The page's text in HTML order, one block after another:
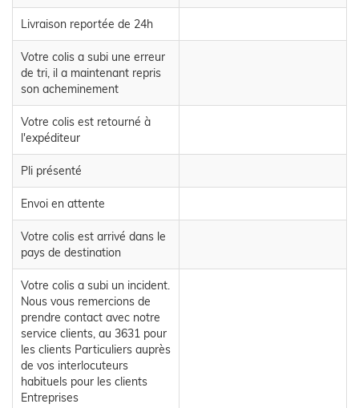
Livraison reportée de 24h
Votre colis a subi une erreur
de tri, il a maintenant repris
son acheminement
Votre colis est retourné à
l'expéditeur
Pli présenté
Envoi en attente
Votre colis est arrivé dans le
pays de destination
Votre colis a subi un incident.
Nous vous remercions de
prendre contact avec notre
service clients, au 3631 pour
les clients Particuliers auprès
de vos interlocuteurs
habituels pour les clients
Entreprises